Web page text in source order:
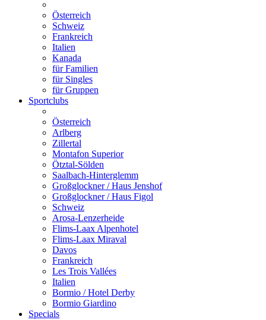
Österreich
Schweiz
Frankreich
Italien
Kanada
für Familien
für Singles
für Gruppen
Sportclubs
Österreich
Arlberg
Zillertal
Montafon Superior
Ötztal-Sölden
Saalbach-Hinterglemm
Großglockner / Haus Jenshof
Großglockner / Haus Figol
Schweiz
Arosa-Lenzerheide
Flims-Laax Alpenhotel
Flims-Laax Miraval
Davos
Frankreich
Les Trois Vallées
Italien
Bormio / Hotel Derby
Bormio Giardino
Specials